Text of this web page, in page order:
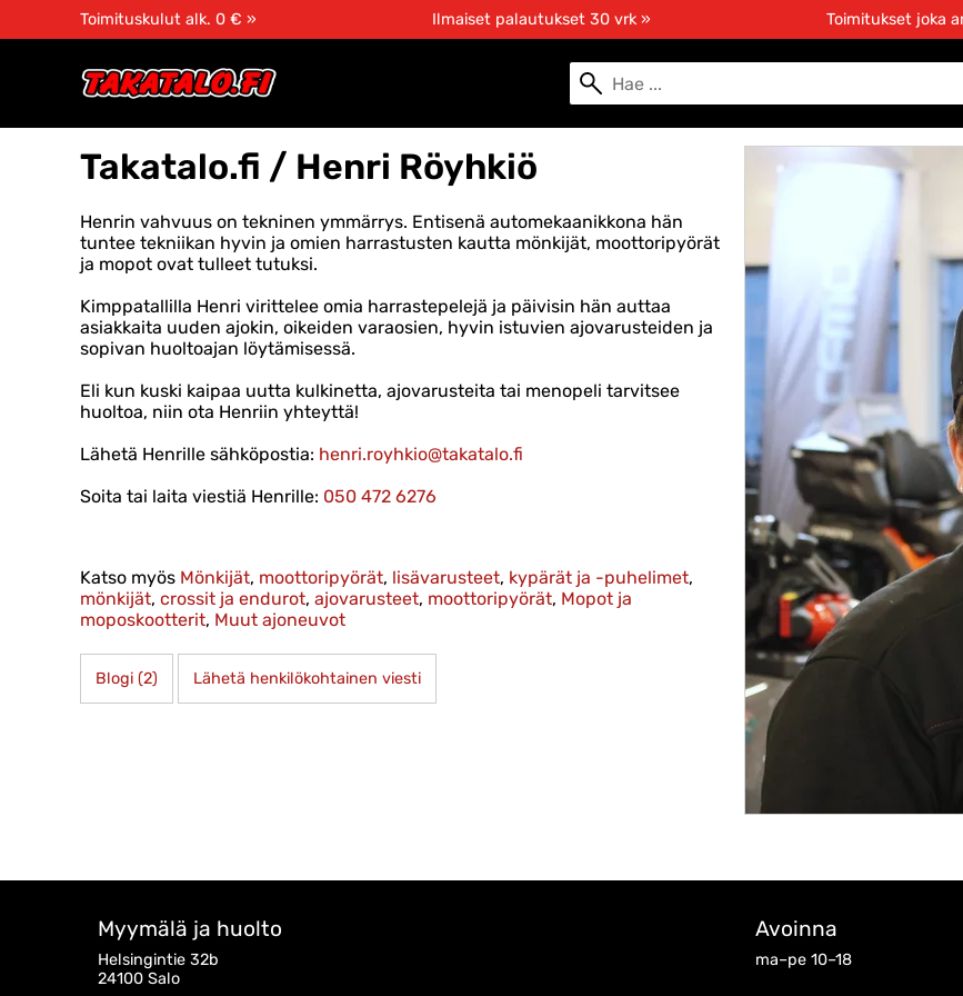
Toimituskulut alk. 0 € » Ilmaiset palautukset 30 vrk » Toimitukset joka
Takatalo.fi / Henri Röyhkiö
Henrin vahvuus on tekninen ymmärrys. Entisenä automekaanikkona hän
tuntee tekniikan hyvin ja omien harrastusten kautta mönkijät, moottoripyörät
ja mopot ovat tulleet tutuksi.
Kimppatallilla Henri virittelee omia harrastepelejä ja päivisin hän auttaa
asiakkaita uuden ajokin, oikeiden varaosien, hyvin istuvien ajovarusteiden ja
sopivan huoltoajan löytämisessä.
Eli kun kuski kaipaa uutta kulkinetta, ajovarusteita tai menopeli tarvitsee
huoltoa, niin ota Henriin yhteyttä!
Lähetä Henrille sähköpostia: henri.royhkio@takatalo.fi
Soita tai laita viestiä Henrille: 050 472 6276
Katso myös Mönkijät, moottoripyörät, lisävarusteet, kypärät ja -puhelimet,
mönkijät, crossit ja endurot, ajovarusteet, moottoripyörät, Mopot ja
moposkootterit, Muut ajoneuvot
Blogi (2) Lähetä henkilökohtainen viesti
Myymälä ja huolto
Helsingintie 32b
24100 Salo
Avoinna
ma–pe 10–18